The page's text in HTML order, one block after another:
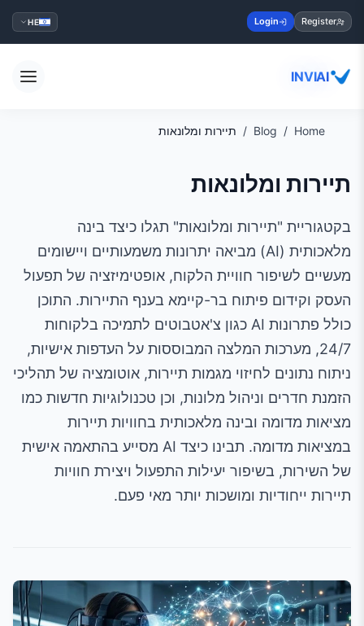
Register
Login
HE
INVIAI
Home
Blog תיירות ומלונאות
תיירות ומלונאות
בקטגוריית "תיירות ומלונאות" תגלו כיצד בינה
מלאכותית (AI) מביאה יתרונות משמעותיים ויישומים
מעשיים לשיפור חוויית הלקוח, אופטימיזציה של תפעול
העסק וקידום פיתוח בר-קיימא בענף התיירות. התוכן
כולל פתרונות AI כגון צ'אטבוטים לתמיכה בלקוחות
24/7, מערכות המלצה המבוססות על העדפות אישיות,
ניתוח נתונים לחיזוי מגמות תיירות, אוטומציה של תהליכי
הזמנת חדרים וניהול מלונות, וכן טכנולוגיות חדשות כמו
מציאות מדומה ובינה מלאכותית בחוויות תיירות
במציאות מדומה. תבינו כיצד AI מסייע בהתאמה אישית
של השירות, בשיפור יעילות התפעול ויצירת חוויות
תיירות ייחודיות ומושכות יותר מאי פעם.